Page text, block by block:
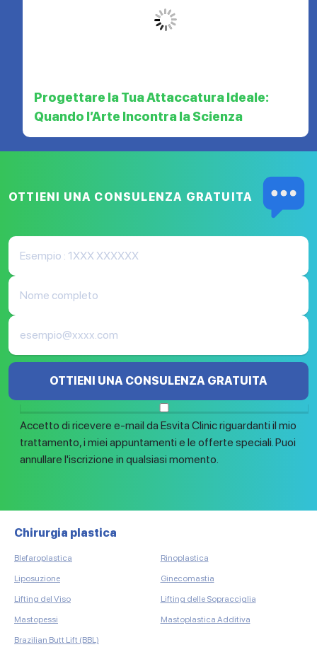
Progettare la Tua Attaccatura Ideale:
Quando l’Arte Incontra la Scienza
OTTIENI UNA CONSULENZA GRATUITA
OTTIENI UNA CONSULENZA GRATUITA
Accetto di ricevere e-mail da Esvita Clinic riguardanti il mio
trattamento, i miei appuntamenti e le offerte speciali. Puoi
annullare l'iscrizione in qualsiasi momento.
Chirurgia plastica
Blefaroplastica Rinoplastica
Liposuzione Ginecomastia
Lifting del Viso Lifting delle Sopracciglia
Mastopessi Mastoplastica Additiva
Brazilian Butt Lift (BBL)